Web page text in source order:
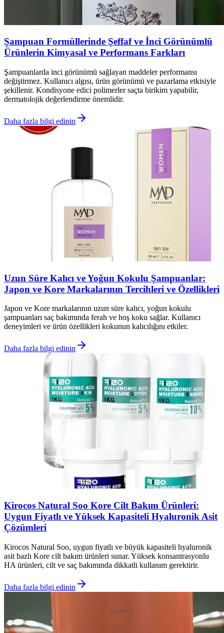
Şampuan Formüllerinde Şeffaf ve İnci Görünümlü
Ürünlerin Kimyasal ve Performans Farkları
Şampuanlarda inci görünümü sağlayan maddeler performansı
değiştirmez. Kullanıcı algısı, ürün görünümü ve pazarlama etkisiyle
şekillenir. Kondisyone edici polimerler saçta birikim yapabilir,
dermatolojik değerlendirme önemlidir.
Daha fazla bilgi edinin
Uzun Süre Kalıcı ve Yoğun Kokulu Şampuanlar:
Japon ve Kore Markalarının Tercihleri ve Özellikleri
Japon ve Kore markalarının uzun süre kalıcı, yoğun kokulu
şampuanları saç bakımında ferah ve hoş koku sağlar. Kullanıcı
deneyimleri ve ürün özellikleri kokunun kalıcılığını etkiler.
Daha fazla bilgi edinin
Kirocos Natural Soo Kore Cilt Bakım Ürünleri:
Uygun Fiyatlı ve Yüksek Kapasiteli Hyaluronik Asit
Çözümleri
Kirocos Natural Soo, uygun fiyatlı ve büyük kapasiteli hyaluronik
asit bazlı Kore cilt bakım ürünleri sunar. Yüksek konsantrasyonlu
HA ürünleri, cilt ve saç bakımında dikkatli kullanım gerektirir.
Daha fazla bilgi edinin